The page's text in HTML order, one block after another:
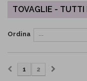
TOVAGLIE - TUTTI
Ordina
1 2